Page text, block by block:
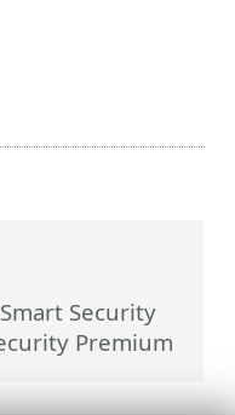
Smart Security
Premium